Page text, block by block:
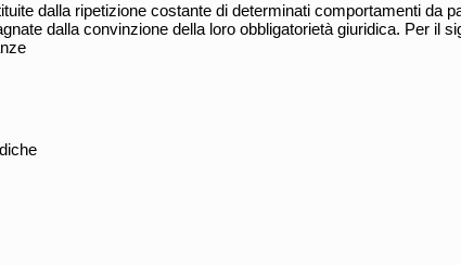
dalla ripetizione costante di determinati comportamenti da
dalla convinzione della loro obbligatorietà giuridica. Per il